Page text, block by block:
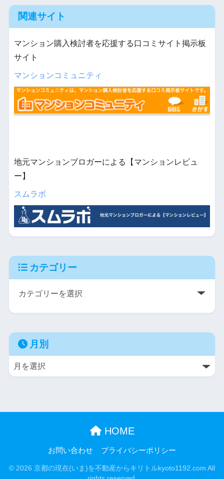
関連サイト
マンション購入検討者を応援する口コミサイト掲示板
サイト
マンションコミュニティ
地元マンションブロガーによる【マンションレビュ
ー】
スムラボ
カテゴリー
月別
HOME
お問い合わせ プライバシーポリシー
© 2026 京都の現在(いま)を不動産からキリトルkyoto1192.com All